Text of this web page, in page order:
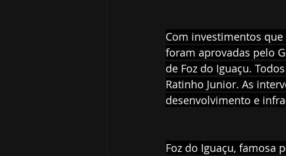
Com investimentos
foram aprovadas pelo
de Foz do Iguaçu.
Ratinho Junior. As
desenvolvimento e
Foz do Iguaçu, famosa